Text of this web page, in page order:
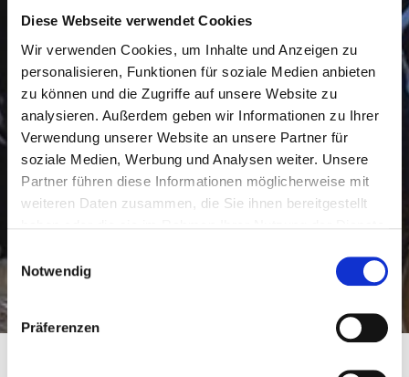
Diese Webseite verwendet Cookies
Wir verwenden Cookies, um Inhalte und Anzeigen zu
personalisieren, Funktionen für soziale Medien anbieten
zu können und die Zugriffe auf unsere Website zu
analysieren. Außerdem geben wir Informationen zu Ihrer
Verwendung unserer Website an unsere Partner für
soziale Medien, Werbung und Analysen weiter. Unsere
Partner führen diese Informationen möglicherweise mit
weiteren Daten zusammen, die Sie ihnen bereitgestellt
Notwendig
Präferenzen